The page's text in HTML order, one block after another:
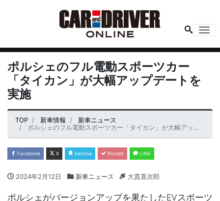
ポルシェのフル電動スポーツカー
「タイカン」が大幅アップデートを
実施
TOP 新車情報
新車ニュース
ポルシェのフル電動スポーツカー「タイカン」が大幅アップデートを実施
Facebook X Hatena Pocket LINE
2024年2月12日 新車ニュース 大貫直次郎
ポルシェがバージョンアップを果たしたEVスポーツ